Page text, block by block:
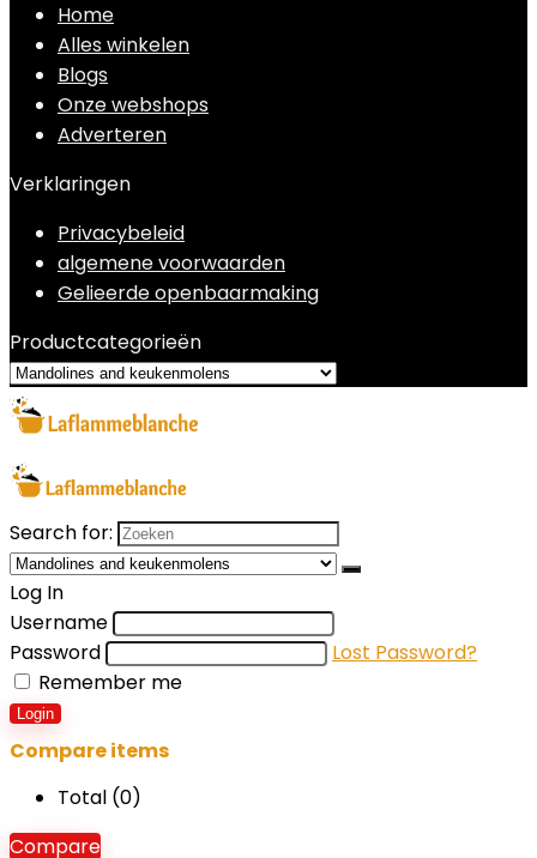
Home
Alles winkelen
Blogs
Onze webshops
Adverteren
Verklaringen
Privacybeleid
algemene voorwaarden
Gelieerde openbaarmaking
Productcategorieën
Search for:
Log In
Username
Password
Lost Password?
Remember me
Login
Compare items
Total (0)
Compare